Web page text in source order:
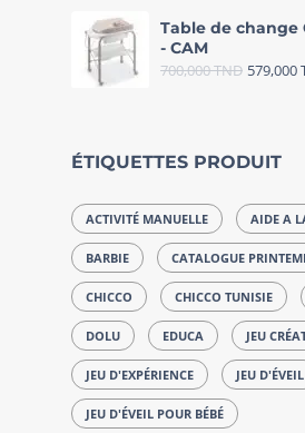
Table de change
- CAM
700,000TND 579,000
ÉTIQUETTES PRODUIT
ACTIVITÉ MANUELLE AIDE A
BARBIE CATALOGUE
CHICCO CHICCO TUNISIE
DOLU EDUCA JEU
JEU D'EXPÉRIENCE JEU D'ÉVEIL
JEU D'ÉVEIL POUR BÉBÉ